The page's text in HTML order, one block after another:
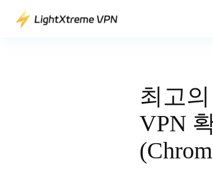
최고
VPN